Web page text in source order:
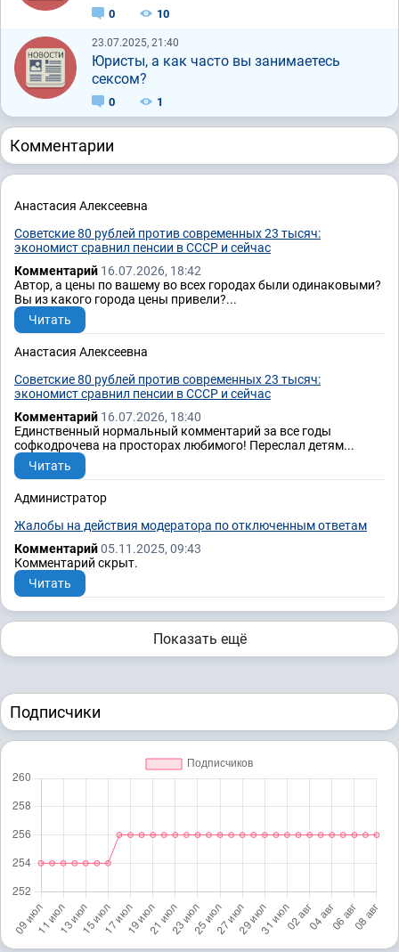
0 10
23.07.2025, 21:40
Юристы, а как часто вы занимаетесь
сексом?
0 1
Комментарии
Анастасия Алексеевна
Советские 80 рублей против современных 23 тысяч:
экономист сравнил пенсии в СССР и сейчас
Комментарий 16.07.2026, 18:42
Автор, а цены по вашему во всех городах были одинаковыми?
Вы из какого города цены привели?...
Читать
Анастасия Алексеевна
Советские 80 рублей против современных 23 тысяч:
экономист сравнил пенсии в СССР и сейчас
Комментарий 16.07.2026, 18:40
Единственный нормальный комментарий за все годы
софкодрочева на просторах любимого! Переслал детям...
Читать
Администратор
Жалобы на действия модератора по отключенным ответам
Комментарий05.11.2025, 09:43
Комментарий скрыт.
Читать
Показать ещё
Подписчики